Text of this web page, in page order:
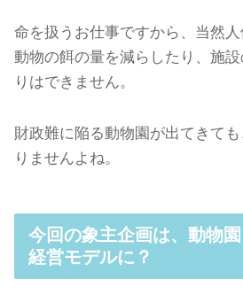
命を扱うお仕事ですから、当然人
動物の餌の量を減らしたり、施
りはできません。
財政難に陥る動物園が出てきて
りませんよね。
今回の象主企画は、動物
経営モデルに？